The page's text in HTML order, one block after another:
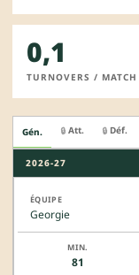
0,1
TURNOVERS / MATCH
Gén. 🔒 Att. 🔒 Déf.
2026-27
Georgie
81